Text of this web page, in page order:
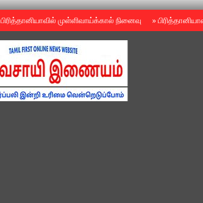
பிரித்தானியாவில் முள்ளிவாய்க்கால் நினைவு »